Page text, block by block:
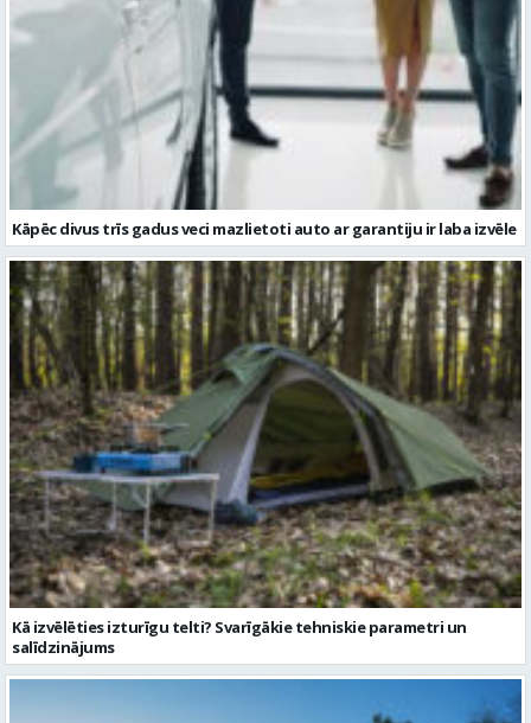
Kāpēc divus trīs gadus veci mazlietoti auto ar garantiju ir laba izvēle
Kā izvēlēties izturīgu telti? Svarīgākie tehniskie parametri un
salīdzinājums